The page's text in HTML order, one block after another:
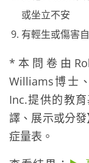
或坐立不安
有輕生或傷害
*本問卷由
Williams博士
Inc.提供的教
譯、展示或分
症量表。